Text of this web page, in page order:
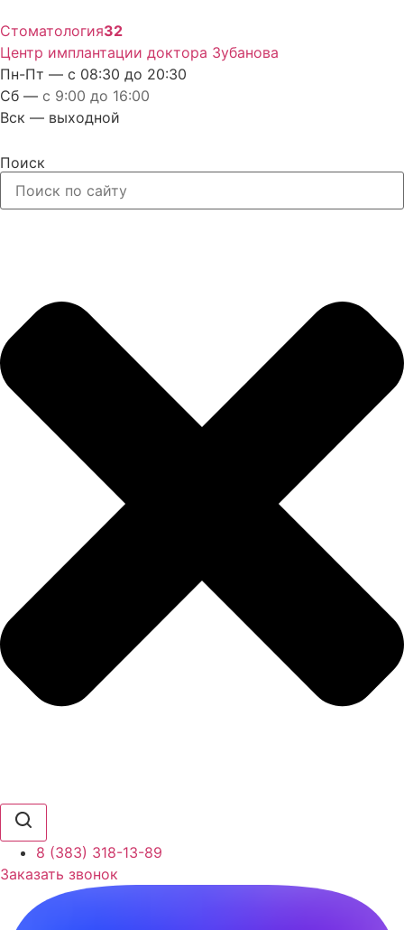
Стоматология32
Центр имплантации доктора Зубанова
Пн-Пт — с 08:30 до 20:30
Сб — с 9:00 до 16:00
Вск — выходной
Поиск
8 (383) 318-13-89
Заказать звонок